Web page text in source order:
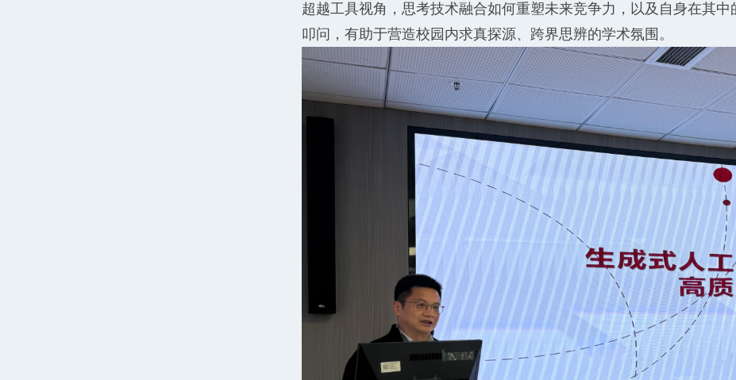
超越工具视角，思考技术融合如何重塑未来竞争力，以及自身在其
叩问，有助于营造校园内求真探源、跨界思辨的学术氛围。